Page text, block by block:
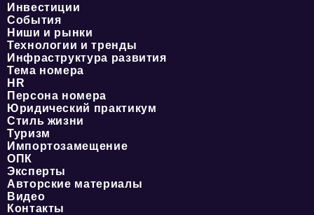
Инвестиции
События
Ниши и рынки
Технологии и тренды
Инфраструктура развития
Тема номера
HR
Персона номера
Юридический практикум
Стиль жизни
Туризм
Импортозамещение
ОПК
Эксперты
Авторские материалы
Видео
Контакты